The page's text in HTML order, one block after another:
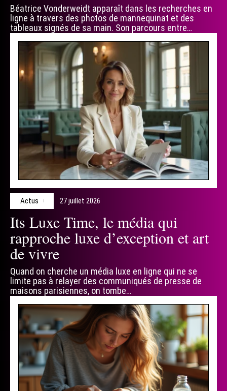
Béatrice Vonderweidt apparaît dans les recherches en
ligne à travers des photos de mannequinat et des
tableaux signés de sa main. Son parcours entre…
Actus 27 juillet 2026
Its Luxe Time, le média qui
rapproche luxe d’exception et art
de vivre
Quand on cherche un média luxe en ligne qui ne se
limite pas à relayer des communiqués de presse de
maisons parisiennes, on tombe…